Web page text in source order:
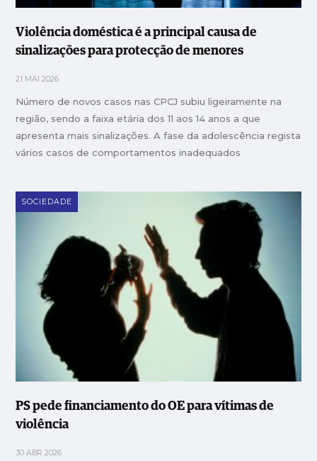
Violência doméstica é a principal causa de
sinalizações para protecção de menores
21 MAI 2026
Número de novos casos nas CPCJ subiu ligeiramente na
região, sendo a faixa etária dos 11 aos 14 anos a que
apresenta mais sinalizações. A fase da adolescência regista
vários casos de comportamentos inadequados
SOCIEDADE
PS pede financiamento do OE para vítimas de
violência
30 ABR 2026